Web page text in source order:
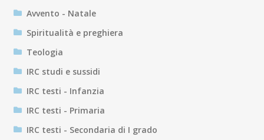
Avvento - Natale
Spiritualità e preghiera
Teologia
IRC studi e sussidi
IRC testi - Infanzia
IRC testi - Primaria
IRC testi - Secondaria di I grado